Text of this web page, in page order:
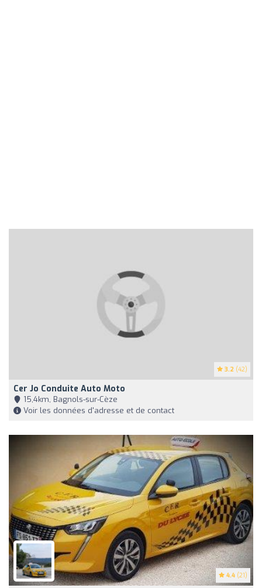
3.2 (42)
Cer Jo Conduite Auto Moto
15,4km, Bagnols-sur-Cèze
Voir les données d'adresse et de contact
4.4 (21)